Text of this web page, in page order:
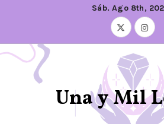
Sáb. Ago 8th,
Una y Mil